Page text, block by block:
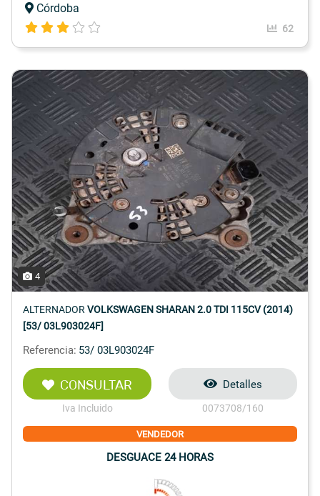
Córdoba
62
4
ALTERNADOR VOLKSWAGEN SHARAN 2.0 TDI 115CV (2014)
[53/ 03L903024F]
Referencia: 53/ 03L903024F
CONSULTAR
Iva Incluido
Detalles
0073708/160
VENDEDOR
DESGUACE 24 HORAS